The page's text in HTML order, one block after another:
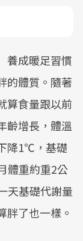
養成暖足習慣
的體質。隨著
算食量跟以前
齡增長，體溫
降1℃，基礎
體重約重2公
天基礎代謝量
胖了也一樣。